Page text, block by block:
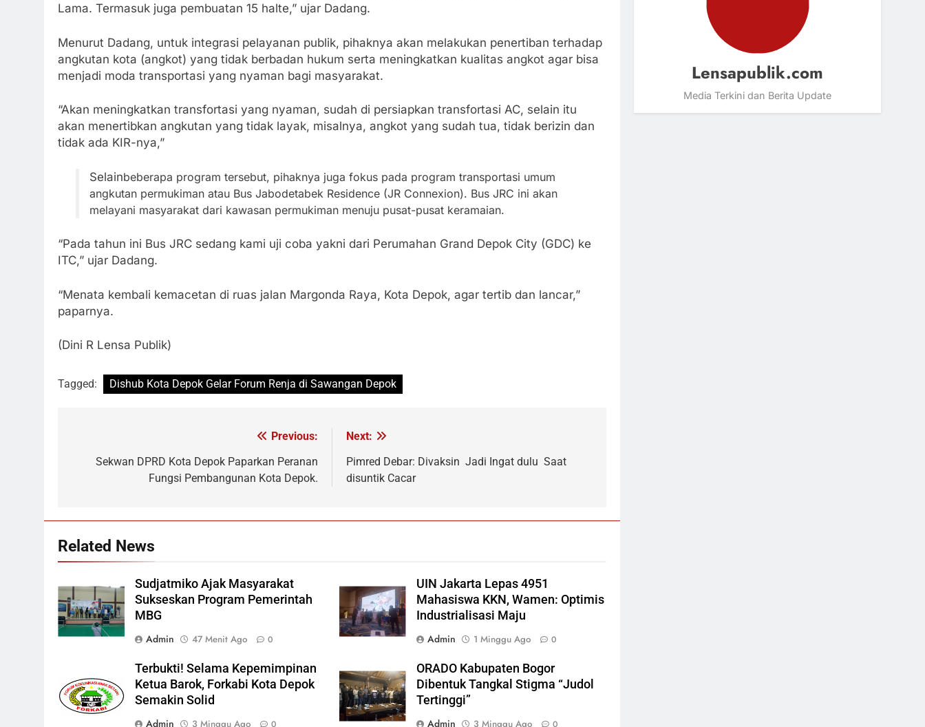
Lama. Termasuk juga pembuatan 15 halte,” ujar Dadang.
Menurut Dadang, untuk integrasi pelayanan publik, pihaknya akan melakukan penertiban terhadap
angkutan kota (angkot) yang tidak berbadan hukum serta meningkatkan kualitas angkot agar bisa
menjadi moda transportasi yang nyaman bagi masyarakat.
“Akan meningkatkan transfortasi yang nyaman, sudah di persiapkan transfortasi AC, selain itu
akan menertibkan angkutan yang tidak layak, misalnya, angkot yang sudah tua, tidak berizin dan
tidak ada KIR-nya,”
Selainbeberapa program tersebut, pihaknya juga fokus pada program transportasi umum
angkutan permukiman atau Bus Jabodetabek Residence (JR Connexion). Bus JRC ini akan
melayani masyarakat dari kawasan permukiman menuju pusat-pusat keramaian.
“Pada tahun ini Bus JRC sedang kami uji coba yakni dari Perumahan Grand Depok City (GDC) ke
ITC,” ujar Dadang.
“Menata kembali kemacetan di ruas jalan Margonda Raya, Kota Depok, agar tertib dan lancar,”
paparnya.
(Dini R Lensa Publik)
Tagged: Dishub Kota Depok Gelar Forum Renja di Sawangan Depok
pos
Previous:
Sekwan DPRD Kota Depok Paparkan Peranan
Fungsi Pembangunan Kota Depok.
Next:
Pimred Debar: Divaksin Jadi Ingat dulu Saat
disuntik Cacar
Related News
Sudjatmiko Ajak Masyarakat
Sukseskan Program Pemerintah
MBG
Admin
47 Menit Ago 0
UIN Jakarta Lepas 4951
Mahasiswa KKN, Wamen: Optimis
Industrialisasi Maju
Admin
1 Minggu Ago 0
Terbukti! Selama Kepemimpinan
Ketua Barok, Forkabi Kota Depok
Semakin Solid
Admin
3 Minggu Ago 0
ORADO Kabupaten Bogor
Dibentuk Tangkal Stigma “Judol
Tertinggi”
Admin
3 Minggu Ago 0
Lensapublik.com
Media Terkini dan Berita Update